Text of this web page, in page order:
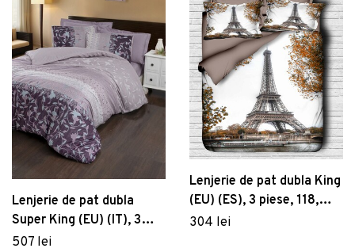
Lenjerie de pat dubla
Super King (EU) (IT), 3
piese, Ivy - Lilac, Victoria,
507 lei
Lenjerie de pat dubla King
(EU) (ES), 3 piese, 118,
Pearl Home, Poliester
304 lei